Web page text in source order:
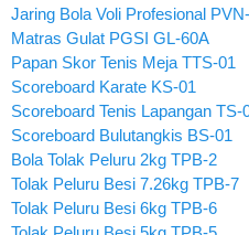
Jaring Bola Voli Profesional
Matras Gulat PGSI GL-60A
Papan Skor Tenis Meja TTS-01
Scoreboard Karate KS-01
Scoreboard Tenis Lapangan TS-
Scoreboard Bulutangkis BS-01
Bola Tolak Peluru 2kg TPB-2
Tolak Peluru Besi 7.26kg TPB-7
Tolak Peluru Besi 6kg TPB-6